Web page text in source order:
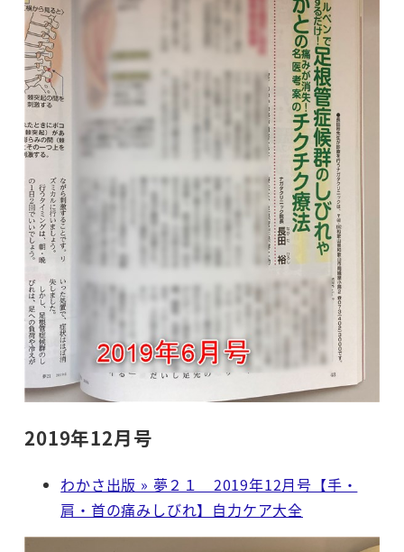
2019年12月号
わかさ出版 » 夢２１ 2019年12月号【手・
肩・首の痛みしびれ】自力ケア大全